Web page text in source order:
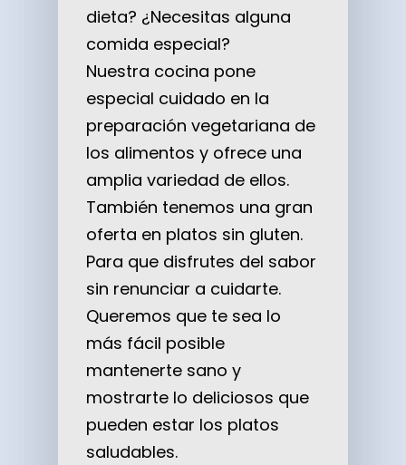
dieta? ¿Necesitas alguna
comida especial?
Nuestra cocina pone
especial cuidado en la
preparación vegetariana de
los alimentos y ofrece una
amplia variedad de ellos.
También tenemos una gran
oferta en platos sin gluten.
Para que disfrutes del sabor
sin renunciar a cuidarte.
Queremos que te sea lo
más fácil posible
mantenerte sano y
mostrarte lo deliciosos que
pueden estar los platos
saludables.